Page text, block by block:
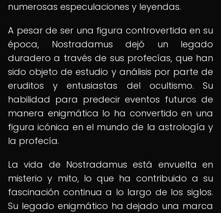
numerosas especulaciones y leyendas.
A pesar de ser una figura controvertida en su
época, Nostradamus dejó un legado
duradero a través de sus profecías, que han
sido objeto de estudio y análisis por parte de
eruditos y entusiastas del ocultismo. Su
habilidad para predecir eventos futuros de
manera enigmática lo ha convertido en una
figura icónica en el mundo de la astrología y
la profecía.
La vida de Nostradamus está envuelta en
misterio y mito, lo que ha contribuido a su
fascinación continua a lo largo de los siglos.
Su legado enigmático ha dejado una marca